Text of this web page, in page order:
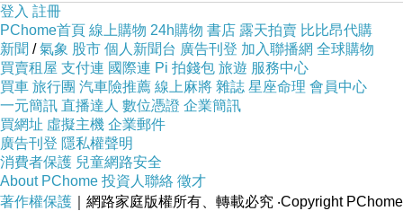
登入 註冊
PChome首頁 線上購物 24h購物 書店 露天拍賣 比比昂代購
新聞 /氣象 股市 個人新聞台 廣告刊登 加入聯播網 全球購物
買賣租屋 支付連 國際連 Pi 拍錢包 旅遊 服務中心
買車 旅行團 汽車險推薦 線上麻將 雜誌 星座命理 會員中心
一元簡訊 直播達人 數位憑證 企業簡訊
買網址 虛擬主機 企業郵件
廣告刊登 隱私權聲明
消費者保護 兒童網路安全
About PChome 投資人聯絡 徵才
著作權保護 ｜網路家庭版權所有、轉載必究 ‧Copyright PChome